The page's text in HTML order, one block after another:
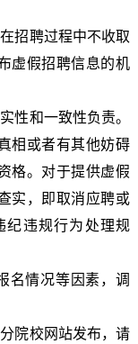
招聘过程中不收取
虚假招聘信息的机
性和一致性负责。
相或者有其他妨碍
格。对于提供虚假
实，即取消应聘或
纪违规行为处理规
名情况等因素，调
院校网站发布，请